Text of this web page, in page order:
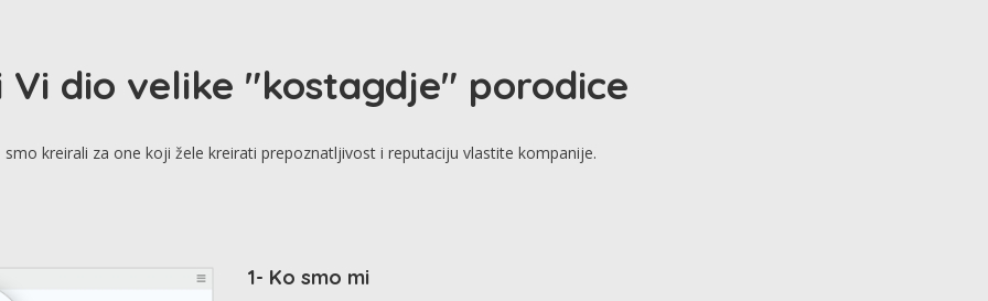
Vi dio velike "kostagdje" porodice
kreirali za one koji žele kreirati prepoznatljivost i reputaciju vlastite kompanije.
1- Ko smo mi